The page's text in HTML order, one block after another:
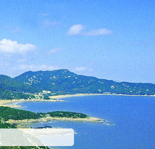
招聘公告
省、市“新春第一会”精神
梁雪冬讲话